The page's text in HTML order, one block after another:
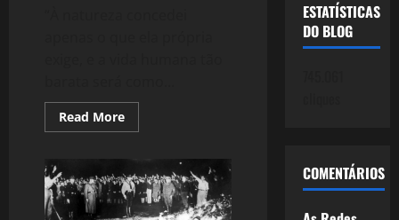
Read MoreRead
more
Das
Tragédias
ESTATÍSTICAS
DO BLOG
COMENTÁRIOS